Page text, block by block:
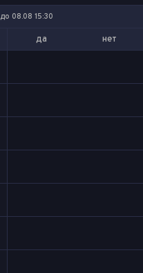
до 08.08 15:30
1-2 место
да нет